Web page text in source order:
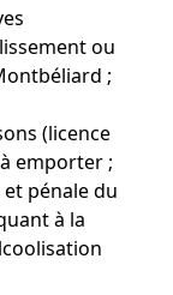
ou
;
(licence
emporter ;
pénale du
à la